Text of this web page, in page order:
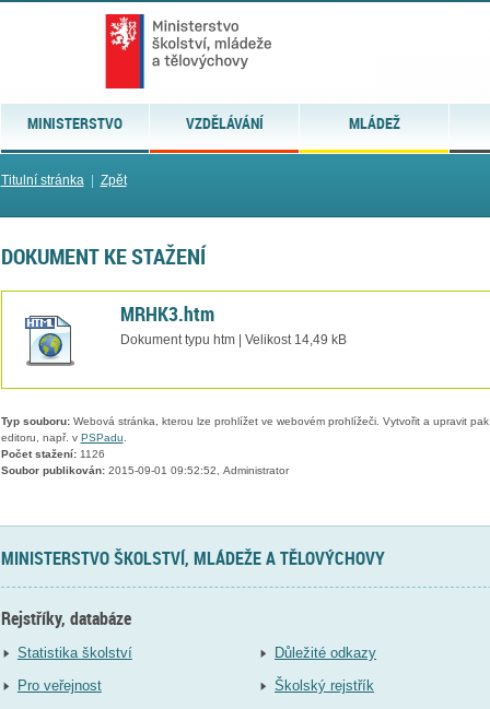
MINISTERSTVO VZDĚLÁVÁNÍ MLÁDEŽ
Titulní stránka| Zpět
DOKUMENT KE STAŽENÍ
MRHK3.htm
Dokument typu htm | Velikost 14,49 kB
Typ souboru:Webová stránka, kterou lze prohlížet ve webovém prohlížeči. Vytvořit a upravit
editoru, např. v PSPadu.
Počet stažení:1126
Soubor publikován:2015-09-01 09:52:52, Administrator
MINISTERSTVO ŠKOLSTVÍ, MLÁDEŽE A TĚLOVÝCHOVY
Rejstříky, databáze
Statistika školství
Pro veřejnost
Důležité odkazy
Školský rejstřík